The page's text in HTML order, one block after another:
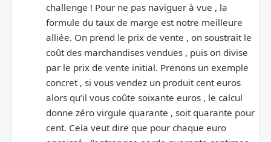
challenge ! Pour ne pas naviguer à vue , la
formule du taux de marge est notre meilleure
alliée. On prend le prix de vente , on soustrait le
coût des marchandises vendues , puis on divise
par le prix de vente initial. Prenons un exemple
concret , si vous vendez un produit cent euros
alors qu’il vous coûte soixante euros , le calcul
donne zéro virgule quarante , soit quarante pour
cent. Cela veut dire que pour chaque euro